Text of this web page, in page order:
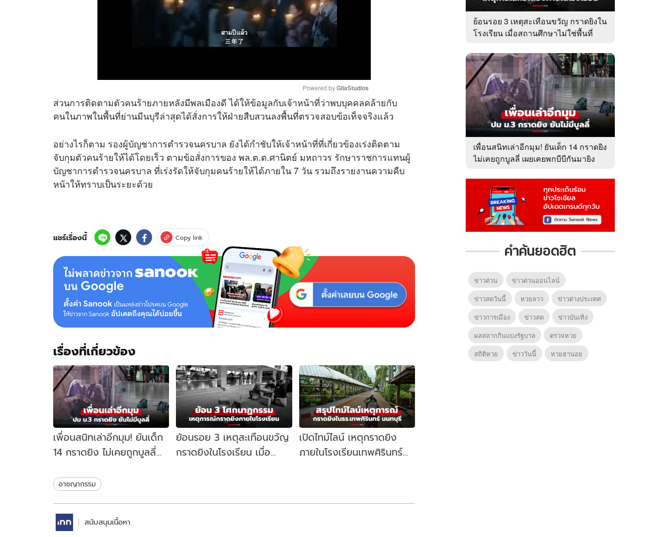
M
t
e
Powered by GliaStudios
ส่วนการติดตามตัวคนร้ายภายหลังมีพลเมืองดี ได้ให้ข้อมูลกับเจ้าหน้าที่ว่าพบบุคคลคล้ายกับ
คนในภาพในพื้นที่ย่านมีนบุรีล่าสุดได้สั่งการให้ฝ่ายสืบสวนลงพื้นที่ตรวจสอบข้อเท็จจริงแล้ว
อย่างไรก็ตาม รองผู้บัญชาการตำรวจนครบาล ยังได้กำชับให้เจ้าหน้าที่ที่เกี่ยวข้องเร่งติดตาม
จับกุมตัวคนร้ายให้ได้โดยเร็ว ตามข้อสั่งการของ พล.ต.ต.ศานิตย์ มหถาวร รักษาราชการแทนผู้
บัญชาการตำรวจนครบาล ที่เร่งรัดให้จับกุมคนร้ายให้ได้ภายใน 7 วัน รวมถึงรายงานความคืบ
หน้าให้ทราบเป็นระยะด้วย
แชร์เรื่องนี้ Copy link
เรื่องที่เกี่ยวข้อง
เพื่อนสนิทเล่าอีกมุม! ยันเด็ก
14 กราดยิง ไม่เคยถูกบูลลี่
จนครูยึด
ย้อนรอย 3 เหตุสะเทือนขวัญ
กราดยิงในโรงเรียน เมื่อ
เปิดไทม์ไลน์ เหตุกราดยิง
ภายในโรงเรียนเทพศิรินทร์
อาชญากรรม
สนับสนุนเนื้อหา
ย้อนรอย 3 เหตุสะเทือนขวัญ กราดยิงใน
โรงเรียน เมื่อสถานศึกษาไม่ใช่พื้นที่
เพื่อนสนิทเล่าอีกมุม! ยันเด็ก 14 กราดยิง
ไม่เคยถูกบูลลี่ เผยเคยพกบีบีกันมายิง
คำค้นยอดฮิต
ข่าวด่วน
ข่าวด่วนออนไลน์
ข่าวสดวันนี้
หวยลาว
ข่าวต่างประเทศ
ข่าวการเมือง
ข่าวสด
ข่าวบันเทิง
ผลสลากกินแบ่งรัฐบาล
ตรวจหวย
สถิติหวย
ข่าววันนี้ หวยฮานอย